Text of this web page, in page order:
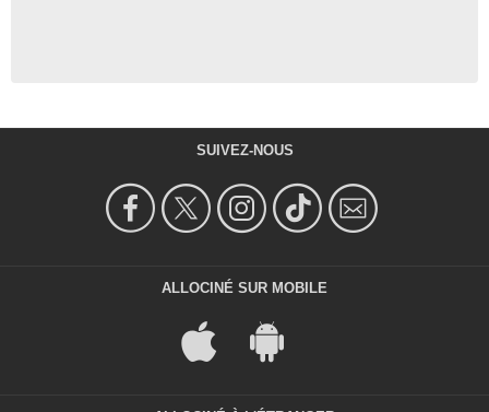
SUIVEZ-NOUS
ALLOCINÉ SUR MOBILE